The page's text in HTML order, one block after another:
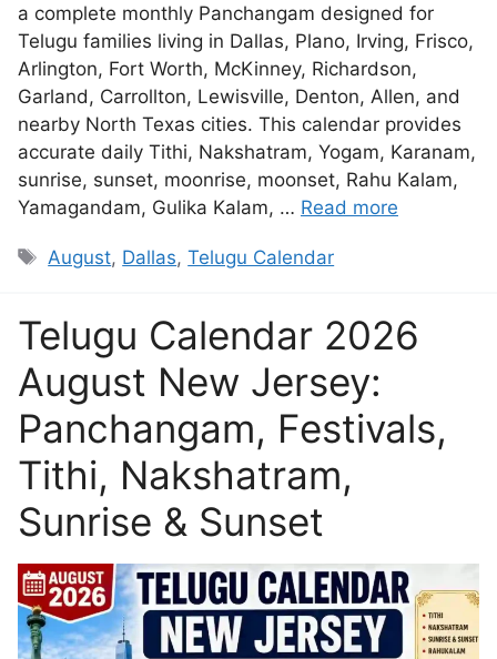
a complete monthly Panchangam designed for
Telugu families living in Dallas, Plano, Irving, Frisco,
Arlington, Fort Worth, McKinney, Richardson,
Garland, Carrollton, Lewisville, Denton, Allen, and
nearby North Texas cities. This calendar provides
accurate daily Tithi, Nakshatram, Yogam, Karanam,
sunrise, sunset, moonrise, moonset, Rahu Kalam,
Yamagandam, Gulika Kalam, … Read more
August, Dallas,Telugu Calendar
Telugu Calendar 2026
August New Jersey:
Panchangam, Festivals,
Tithi, Nakshatram,
Sunrise & Sunset